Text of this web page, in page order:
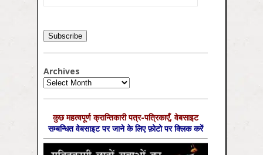
Archives
Archives
कुछ महत्‍वपूर्ण क्रान्तिकारी पत्र-पत्रिकाएँ, वेबसाइट
सम्‍बन्धित वेबसाइट पर जाने के लिए फ़ोटो पर क्लिक करें